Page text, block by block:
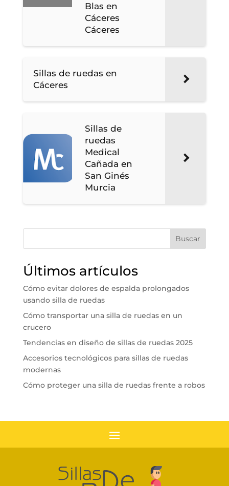
Blas en
Cáceres
Cáceres
Sillas de ruedas en
Cáceres
Sillas de
ruedas
Medical
Cañada en
San Ginés
Murcia
Buscar
Últimos artículos
Cómo evitar dolores de espalda prolongados
usando silla de ruedas
Cómo transportar una silla de ruedas en un
crucero
Tendencias en diseño de sillas de ruedas 2025
Accesorios tecnológicos para sillas de ruedas
modernas
Cómo proteger una silla de ruedas frente a robos